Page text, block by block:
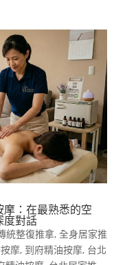
摩：在最熟悉的空
度對話
統整復推拿, 全身居家推
摩, 到府精油按摩, 台北